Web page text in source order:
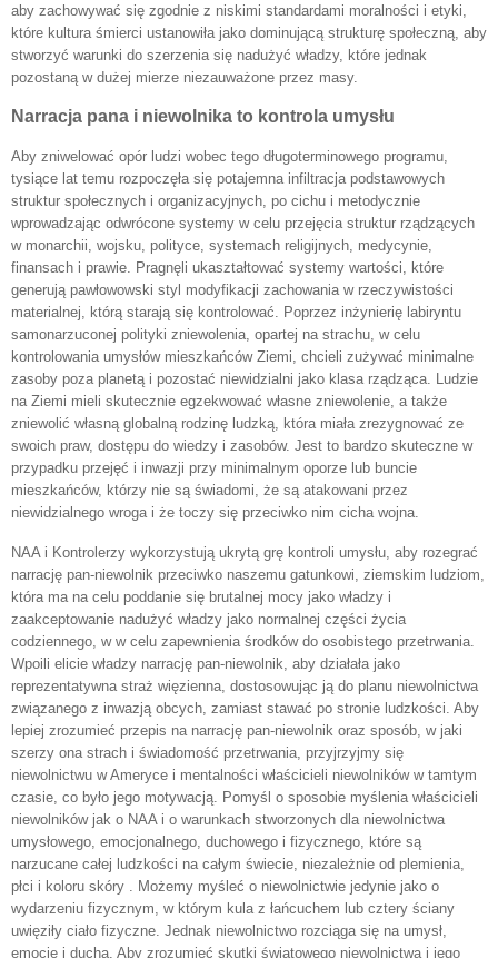
aby zachowywać się zgodnie z niskimi standardami moralności i etyki,
które kultura śmierci ustanowiła jako dominującą strukturę społeczną, aby
stworzyć warunki do szerzenia się nadużyć władzy, które jednak
pozostaną w dużej mierze niezauważone przez masy.
Narracja pana i niewolnika to kontrola umysłu
Aby zniwelować opór ludzi wobec tego długoterminowego programu,
tysiące lat temu rozpoczęła się potajemna infiltracja podstawowych
struktur społecznych i organizacyjnych, po cichu i metodycznie
wprowadzając odwrócone systemy w celu przejęcia struktur rządzących
w monarchii, wojsku, polityce, systemach religijnych, medycynie,
finansach i prawie. Pragnęli ukaształtować systemy wartości, które
generują pawłowowski styl modyfikacji zachowania w rzeczywistości
materialnej, którą starają się kontrolować. Poprzez inżynierię labiryntu
samonarzuconej polityki zniewolenia, opartej na strachu, w celu
kontrolowania umysłów mieszkańców Ziemi, chcieli zużywać minimalne
zasoby poza planetą i pozostać niewidzialni jako klasa rządząca. Ludzie
na Ziemi mieli skutecznie egzekwować własne zniewolenie, a także
zniewolić własną globalną rodzinę ludzką, która miała zrezygnować ze
swoich praw, dostępu do wiedzy i zasobów. Jest to bardzo skuteczne w
przypadku przejęć i inwazji przy minimalnym oporze lub buncie
mieszkańców, którzy nie są świadomi, że są atakowani przez
niewidzialnego wroga i że toczy się przeciwko nim cicha wojna.
NAA i Kontrolerzy wykorzystują ukrytą grę kontroli umysłu, aby rozegrać
narrację pan-niewolnik przeciwko naszemu gatunkowi, ziemskim ludziom,
która ma na celu poddanie się brutalnej mocy jako władzy i
zaakceptowanie nadużyć władzy jako normalnej części życia
codziennego, w w celu zapewnienia środków do osobistego przetrwania.
Wpoili elicie władzy narrację pan-niewolnik, aby działała jako
reprezentatywna straż więzienna, dostosowując ją do planu niewolnictwa
związanego z inwazją obcych, zamiast stawać po stronie ludzkości. Aby
lepiej zrozumieć przepis na narrację pan-niewolnik oraz sposób, w jaki
szerzy ona strach i świadomość przetrwania, przyjrzyjmy się
niewolnictwu w Ameryce i mentalności właścicieli niewolników w tamtym
czasie, co było jego motywacją. Pomyśl o sposobie myślenia właścicieli
niewolników jak o NAA i o warunkach stworzonych dla niewolnictwa
umysłowego, emocjonalnego, duchowego i fizycznego, które są
narzucane całej ludzkości na całym świecie, niezależnie od plemienia,
płci i koloru skóry . Możemy myśleć o niewolnictwie jedynie jako o
wydarzeniu fizycznym, w którym kula z łańcuchem lub cztery ściany
uwięziły ciało fizyczne. Jednak niewolnictwo rozciąga się na umysł,
emocje i ducha. Aby zrozumieć skutki światowego niewolnictwa i jego